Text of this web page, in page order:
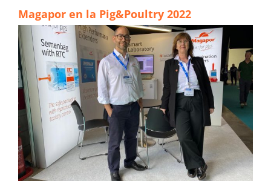
Magapor en la Pig&Poultry 2022